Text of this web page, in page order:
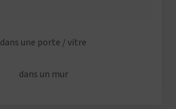
dans une porte / vitre
dans un mur